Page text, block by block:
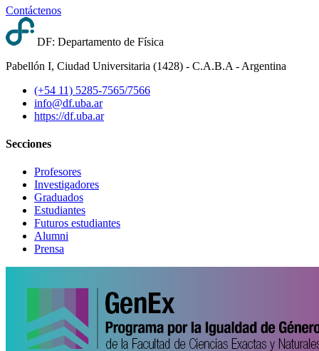
Contáctenos
DF: Departamento de Física
Pabellón I, Ciudad Universitaria (1428) - C.A.B.A - Argentina
(+54 11) 5285-7565/7566
info@df.uba.ar
https://df.uba.ar
Secciones
Profesores
Investigadores
Graduados
Estudiantes
Futuros estudiantes
Alumni
Prensa